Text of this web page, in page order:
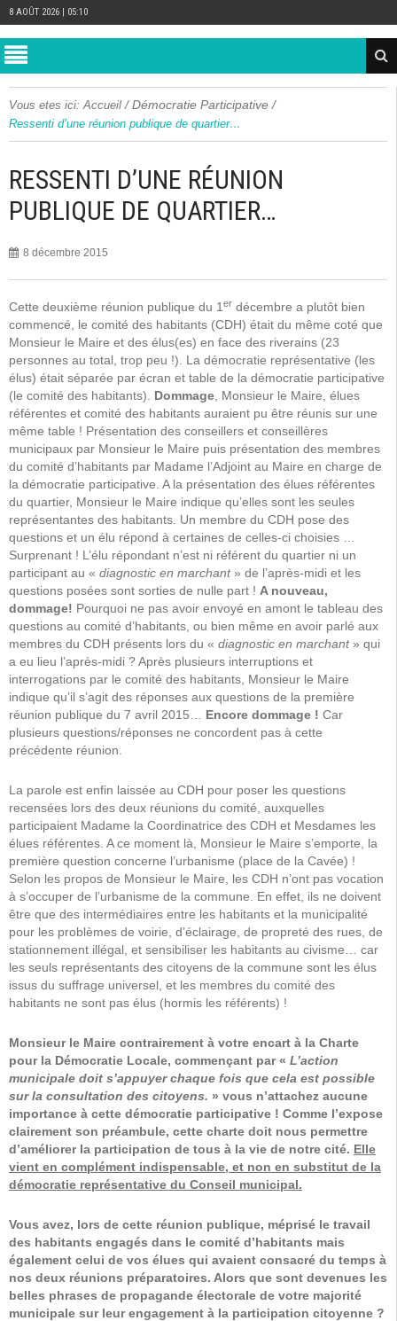
8 AOÛT 2026 | 05:10
Vous etes ici: Accueil /Démocratie Participative /
Ressenti d’une réunion publique de quartier…
RESSENTI D’UNE RÉUNION
PUBLIQUE DE QUARTIER…
8 décembre 2015
Cette deuxième réunion publique du 1 er décembre a plutôt bien
commencé, le comité des habitants (CDH) était du même coté que
Monsieur le Maire et des élus(es) en face des riverains (23
personnes au total, trop peu !). La démocratie représentative (les
élus) était séparée par écran et table de la démocratie participative
(le comité des habitants). Dommage , Monsieur le Maire, élues
référentes et comité des habitants auraient pu être réunis sur une
même table ! Présentation des conseillers et conseillères
municipaux par Monsieur le Maire puis présentation des membres
du comité d’habitants par Madame l’Adjoint au Maire en charge de
la démocratie participative. A la présentation des élues référentes
du quartier, Monsieur le Maire indique qu’elles sont les seules
représentantes des habitants. Un membre du CDH pose des
questions et un élu répond à certaines de celles-ci choisies …
Surprenant ! L’élu répondant n’est ni référent du quartier ni un
participant au « diagnostic en marchant» de l’après-midi et les
questions posées sont sorties de nulle part ! A nouveau,
dommage! Pourquoi ne pas avoir envoyé en amont le tableau des
questions au comité d’habitants, ou bien même en avoir parlé aux
membres du CDH présents lors du « diagnostic en marchant» qui
a eu lieu l’après-midi ? Après plusieurs interruptions et
interrogations par le comité des habitants, Monsieur le Maire
indique qu’il s’agit des réponses aux questions de la première
réunion publique du 7 avril 2015… Encore dommage ! Car
plusieurs questions/réponses ne concordent pas à cette
précédente réunion.
La parole est enfin laissée au CDH pour poser les questions
recensées lors des deux réunions du comité, auxquelles
participaient Madame la Coordinatrice des CDH et Mesdames les
élues référentes. A ce moment là, Monsieur le Maire s’emporte, la
première question concerne l’urbanisme (place de la Cavée) !
Selon les propos de Monsieur le Maire, les CDH n’ont pas vocation
à s’occuper de l’urbanisme de la commune. En effet, ils ne doivent
être que des intermédiaires entre les habitants et la municipalité
pour les problèmes de voirie, d’éclairage, de propreté des rues, de
stationnement illégal, et sensibiliser les habitants au civisme… car
les seuls représentants des citoyens de la commune sont les élus
issus du suffrage universel, et les membres du comité des
habitants ne sont pas élus (hormis les référents) !
Monsieur le Maire contrairement à votre encart à la Charte
pour la Démocratie Locale, commençant par « L’action
municipale doit s’appuyer chaque fois que cela est possible
sur la consultation des citoyens. » vous n’attachez aucune
importance à cette démocratie participative ! Comme l’expose
clairement son préambule, cette charte doit nous permettre
d’améliorer la participation de tous à la vie de notre cité. Elle
vient en complément indispensable, et non en substitut de la
démocratie représentative du Conseil municipal.
Vous avez, lors de cette réunion publique, méprisé le travail
des habitants engagés dans le comité d’habitants mais
également celui de vos élues qui avaient consacré du temps à
nos deux réunions préparatoires. Alors que sont devenues les
belles phrases de propagande électorale de votre majorité
municipale sur leur engagement à la participation citoyenne ?